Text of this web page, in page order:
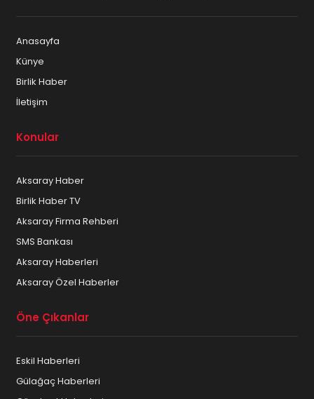
Anasayfa
Künye
Birlik Haber
İletişim
Konular
Aksaray Haber
Birlik Haber TV
Aksaray Firma Rehberi
SMS Bankası
Aksaray Haberleri
Aksaray Özel Haberler
Öne Çıkanlar
Eskil Haberleri
Gülağaç Haberleri